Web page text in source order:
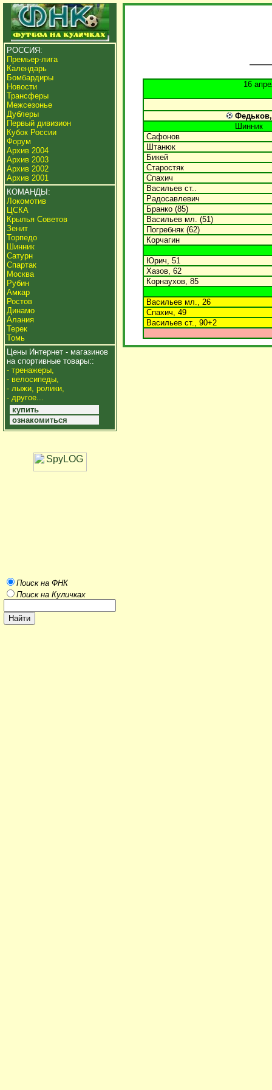
РОССИЯ:
Премьер-лига
Календарь
Бомбардиры
Новости
Трансферы
Межсезонье
Дублеры
Первый дивизион
Кубок России
Форум
Архив 2004
Архив 2003
Архив 2002
Архив 2001
КОМАНДЫ:
Локомотив
ЦСКА
Крылья Советов
Зенит
Торпедо
Шинник
Сатурн
Спартак
Москва
Рубин
Амкар
Ростов
Динамо
Алания
Терек
Томь
Цены Интернет - магазинов
на спортивные товары::
- тренажеры,
- велосипеды,
- лыжи, ролики,
- другое...
купить
ознакомиться
Поиск на ФНК
Поиск на Куличках
16
Федьков,
Шинник
Сафонов
Штанюк
Бикей
Старостяк
Спахич
Васильев ст..
Радосавлевич
Бранко (85)
Васильев мл. (51)
Погребняк (62)
Корчагин
Юрич, 51
Хазов, 62
Корнаухов, 85
Васильев мл., 26
Спахич, 49
Васильев ст., 90+2